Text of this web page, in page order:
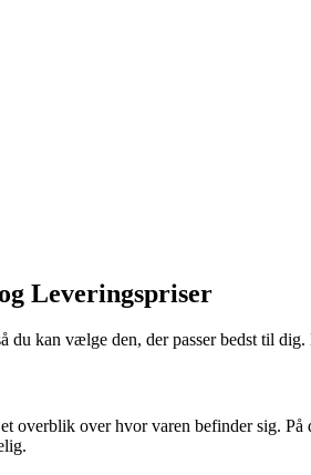
Leveringspriser
kan vælge den, der passer bedst til
overblik over hvor varen befinder sig.